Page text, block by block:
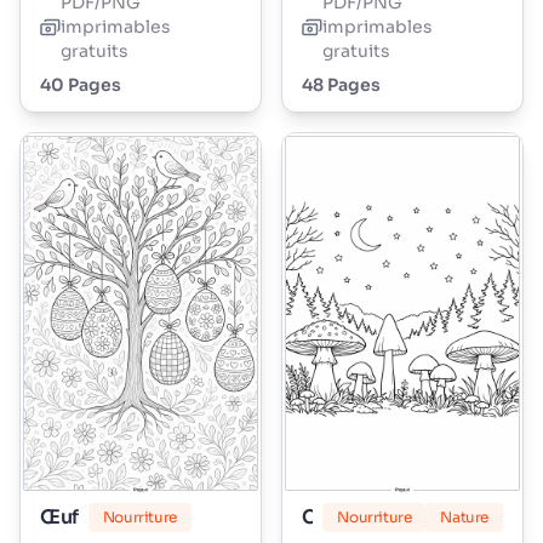
imprimables
gratuits
40 Pages
imprimables
gratuits
48 Pages
Œuf Nourriture Nourriture Nature